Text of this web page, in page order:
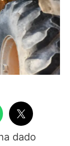
dado